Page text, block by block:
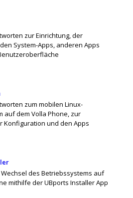
zur Einrichtung, der
System-Apps, anderen Apps
zum mobilen Linux-
auf dem Volla Phone, zur
Konfiguration und den Apps
des Betriebssystems auf
mithilfe der UBports Installer App